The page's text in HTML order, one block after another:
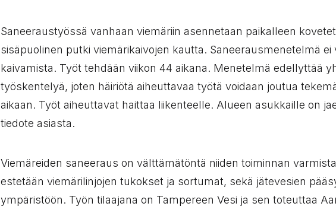
Saneeraustyössä vanhaan viemäriin asennetaan paikalleen
sisäpuolinen putki viemärikaivojen kautta. Saneerausmenetelmä ei
kaivamista. Työt tehdään viikon 44 aikana. Menetelmä edellyttää
työskentelyä, joten häiriötä aiheuttavaa työtä voidaan joutua
aikaan. Työt aiheuttavat haittaa liikenteelle. Alueen asukkaille on
tiedote asiasta.
Viemäreiden saneeraus on välttämätöntä niiden toiminnan
estetään viemärilinjojen tukokset ja sortumat, sekä jätevesien
ympäristöön. Työn tilaajana on Tampereen Vesi ja sen toteuttaa